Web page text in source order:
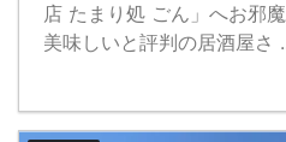
店 たまり処 ごん」へお邪
美味しいと評判の居酒屋さ